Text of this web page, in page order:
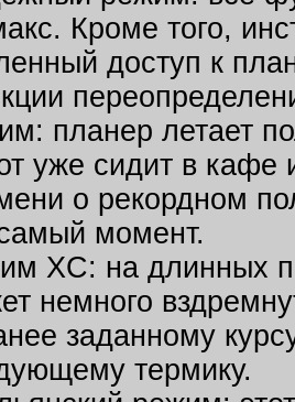
Кроме того,
доступ к
планер летает
уже сидит в кафе
о рекордном
момент.
XC: на длинных
немного
заданному
термику.